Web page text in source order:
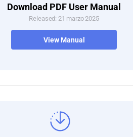
Download PDF User Manual
Released: 21 marzo 2025
View Manual